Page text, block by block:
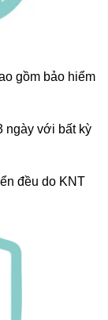
gồm bảo hiểm
ngày với bất kỳ
đều do KNT